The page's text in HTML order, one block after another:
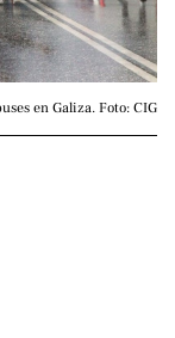
en Galiza. Foto: CIG